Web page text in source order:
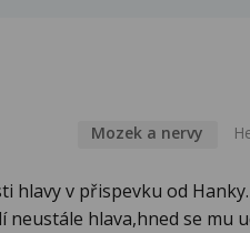
Mozek a nervy
hlavy v přispevku od
hlava,hned se mu